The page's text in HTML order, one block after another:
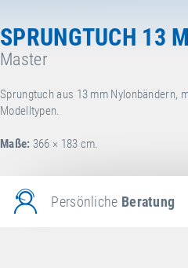
SPRUNGTUCH 13
Master
Sprungtuch aus 13 mm Nylonbändern,
Modelltypen.
Maße: 366 × 183 cm.
Persönliche Beratung